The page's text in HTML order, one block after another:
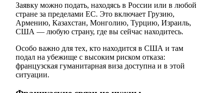
Заявку можно подать, находясь в России или в любой
стране за пределами ЕС. Это включает Грузию,
Армению, Казахстан, Монголию, Турцию, Израиль,
США — любую страну, где вы сейчас находитесь.
Особо важно для тех, кто находится в США и там
подал на убежище с высоким риском отказа:
французская гуманитарная виза доступна и в этой
ситуации.